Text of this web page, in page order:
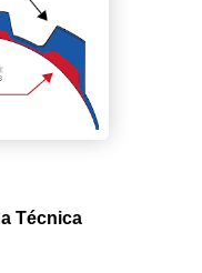
Técnica